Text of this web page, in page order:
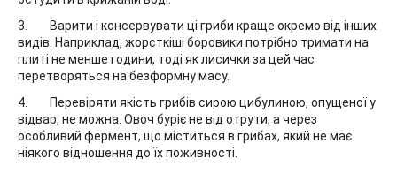
Варити і консервувати ці гриби краще окремо від інших
видів. Наприклад, жорсткіші боровики потрібно тримати на
плиті не менше години, тоді як лисички за цей час
перетворяться на безформну масу.
Перевіряти якість грибів сирою цибулиною, опущеної у
відвар, не можна. Овоч буріє не від отрути, а через
особливий фермент, що міститься в грибах, який не має
ніякого відношення до їх поживності.